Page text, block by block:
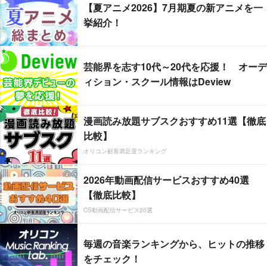
【夏アニメ2026】7月期夏の新アニメを一
挙紹介！
芸能界を志す10代～20代を応援！ オーデ
ィション・スクール情報はDeview
漫画読み放題サブスクおすすめ11選【徹底
比較】
オリコン顧客満足度ランキング
2026年動画配信サービスおすすめ40選
【徹底比較】
CS動画配信サービス20選
毎週の音楽ランキングから、ヒットの推移
をチェック！